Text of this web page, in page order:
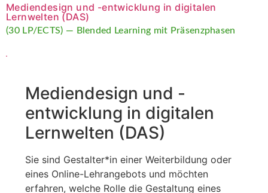
Mediendesign und -entwicklung in digitalen
Lernwelten (DAS)
(30 LP/ECTS) — Blended Learning mit Präsenzphasen
Mediendesign und -
entwicklung in digitalen
Lernwelten (DAS)
Sie sind Gestalter*in einer Weiterbildung oder
eines Online-Lehrangebots und möchten
erfahren, welche Rolle die Gestaltung eines